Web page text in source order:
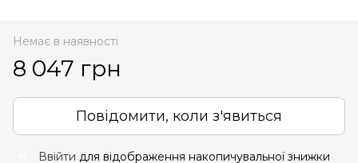
Немає в наявності
8 047 грн
Повідомити, коли з'явиться
Ввійти для відображення накопичувальної знижки